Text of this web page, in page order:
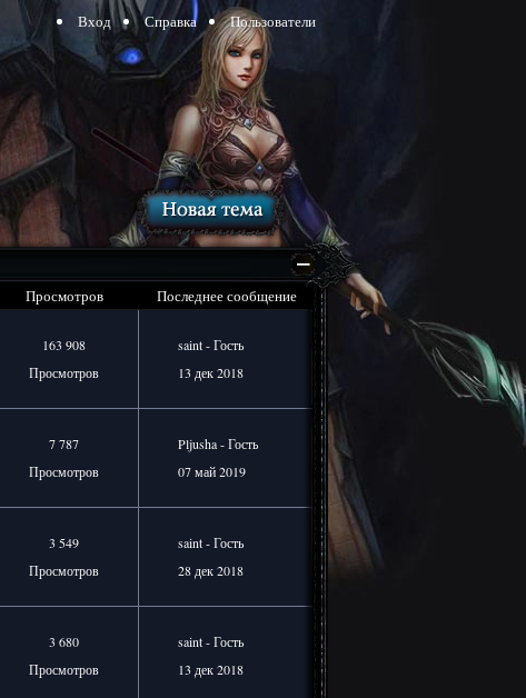
Пользователи
Справка
Вход
Просмотров Последнее сообщение
163 908
Просмотров
saint - Гость
13 дек 2018
7 787
Просмотров
Pljusha - Гость
07 май 2019
3 549
Просмотров
saint - Гость
28 дек 2018
3 680
Просмотров
saint - Гость
13 дек 2018